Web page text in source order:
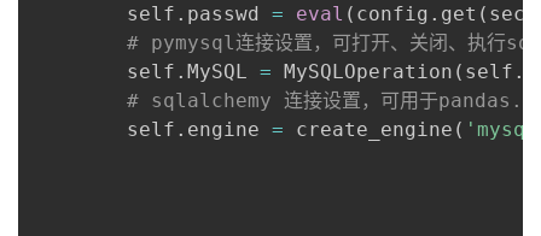
        self
. passwd = eval ( config . get (
# pymysql连接设置，可打开、关闭、执行
        self
. MySQL = MySQLOperation ( self .
# sqlalchemy 连接设置，可用于
        self
. engine = create_engine (